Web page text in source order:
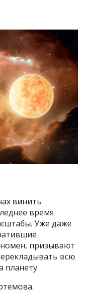
винить
время
Уже даже
призывают
всю
планету.